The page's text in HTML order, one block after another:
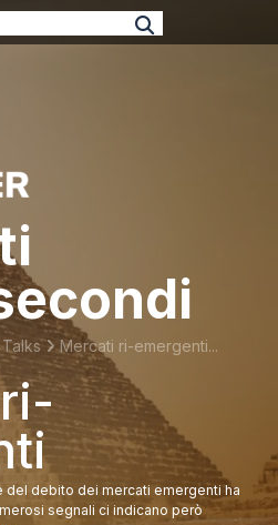
Series
Talks Mercati ri-emergenti...
del debito dei mercati emergenti ha
segnali ci indicano però